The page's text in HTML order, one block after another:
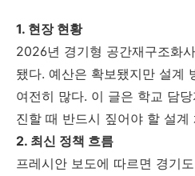
1. 현장 현황
2026년 경기형 공간재구조화
됐다. 예산은 확보됐지만 설계
여전히 많다. 이 글은 학교 담
진할 때 반드시 짚어야 할 설계
2. 최신 정책 흐름
프레시안 보도에 따르면 경기